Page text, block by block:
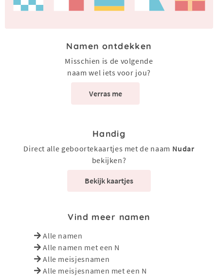
Namen ontdekken
Misschien is de volgende
naam wel iets voor jou?
Verras me
Handig
Direct alle geboortekaartjes met de naam Nudar
bekijken?
Bekijk kaartjes
Vind meer namen
Alle namen
Alle namen met een N
Alle meisjesnamen
Alle meisjesnamen met een N